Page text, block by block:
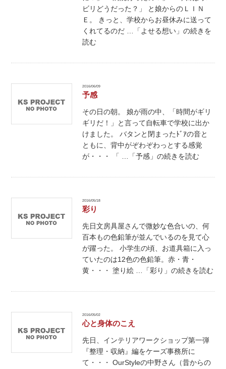
ビリどうだった？」 と娘からのＬＩＮ
Ｅ。 きっと、学校からお昼休みに送って
くれてるのだ …「よせる想い」の続きを
読む
2016/06/09
予感
その日の朝。 娘が雨の中、「時間がギリ
ギリだ！」と言って自転車で学校に出か
けました。 バタンと閉まったﾄﾞｱの音と
ともに、背中がぞわぞわっとする感覚
が・・・ 「 …「予感」の続きを読む
2016/05/18
彩り
先日文房具屋さんで微妙な色合いの、何
百本もの色鉛筆が並んでいるのを見て心
が躍った。 小学生の頃、お道具箱に入っ
ていたのは12色の色鉛筆。赤・青・
黄・・・ 塗り絵 …「彩り」の続きを読む
2016/05/02
心と身体のこえ
先日、インテリアワークショップ第一弾
『整理・収納』編をケーズ事務所に
て・・・ OurStyleの中野さん（昔からの